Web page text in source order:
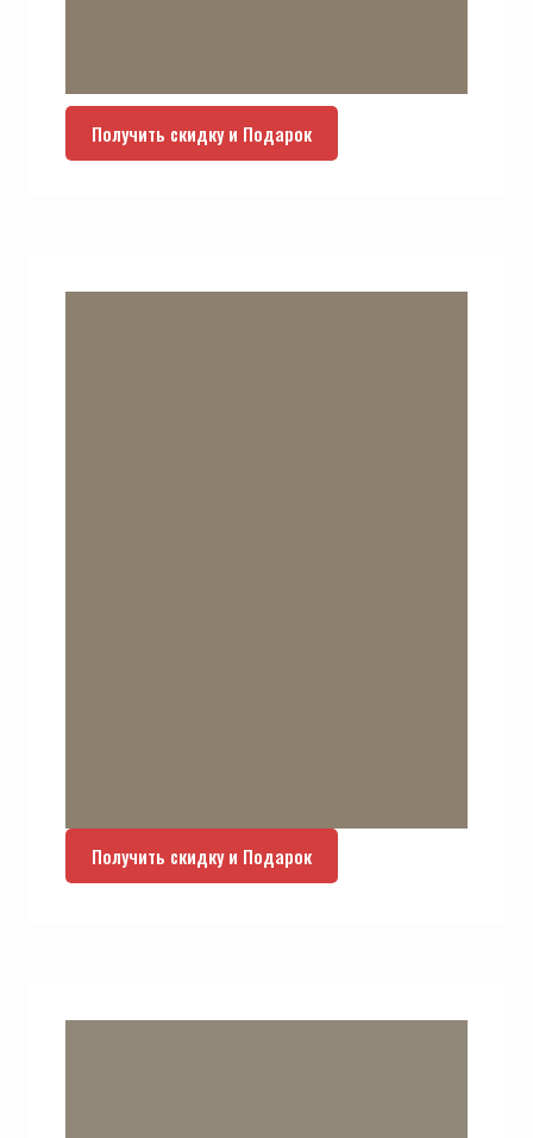
Получить скидку и Подарок
Получить скидку и Подарок